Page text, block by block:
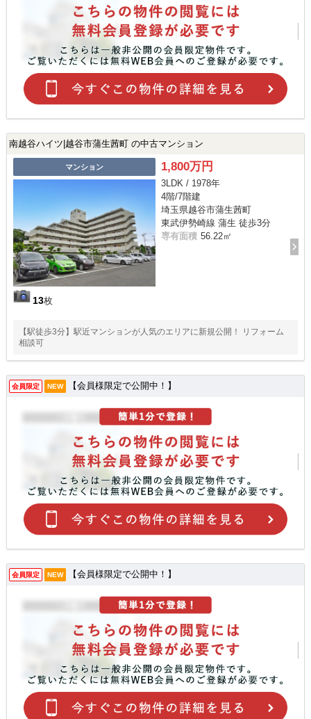
南越谷ハイツ|越谷市蒲生茜町 の中古マンション
マンション
13枚
1,800万円
3LDK / 1978年
4階/7階建
埼玉県越谷市蒲生茜町
東武伊勢崎線 蒲生 徒歩3分
専有面積 56.22㎡
【駅徒歩3分】駅近マンションが人気のエリアに新規公開！ リフォーム
相談可
会員限定 NEW 【会員様限定で公開中！】
会員限定 NEW 【会員様限定で公開中！】